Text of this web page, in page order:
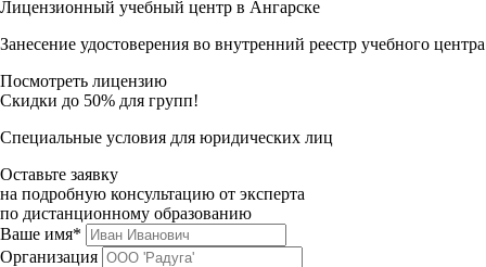
Лицензионный учебный центр в Ангарске
Занесение удостоверения во внутренний реестр учебного центра
Посмотреть лицензию
Скидки до 50% для групп!
Специальные условия для юридических лиц
Оставьте заявку
на подробную консультацию от эксперта
по дистанционному образованию
Ваше имя*
Организация